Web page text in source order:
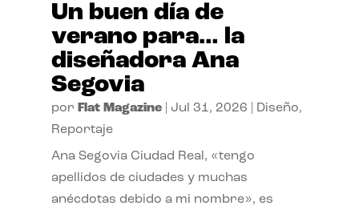
Un buen día de
verano para… la
diseñadora Ana
Segovia
por Flat Magazine| Jul 31, 2026 Diseño,
Reportaje
Ana Segovia Ciudad Real, «tengo
apellidos de ciudades y muchas
anécdotas debido a mi nombre», es